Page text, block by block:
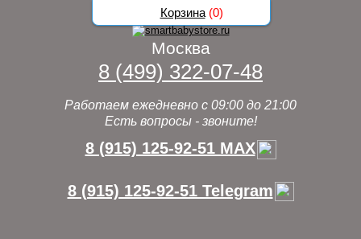
Москва
8 (499) 322-07-48
Работаем ежедневно с 09:00 до 21:00
Есть вопросы - звоните!
8 (915) 125-92-51 MAX
8 (915) 125-92-51 Telegram
Корзина(0)